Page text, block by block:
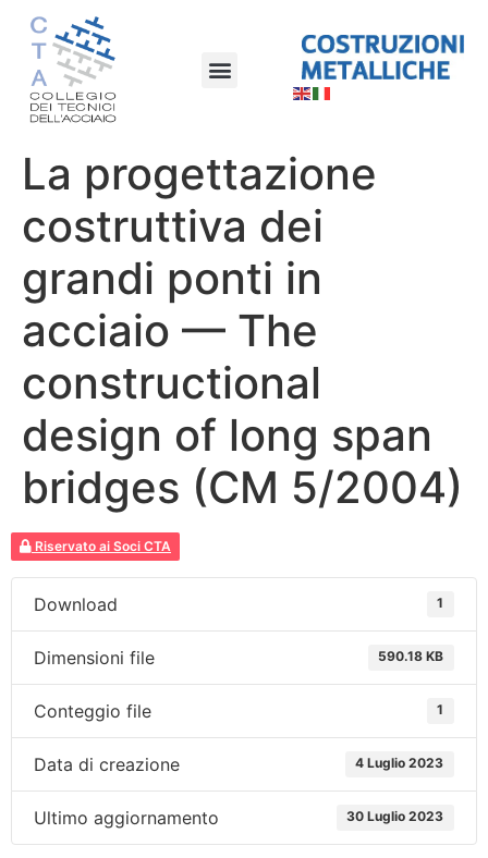
La progettazione
costruttiva dei
grandi ponti in
acciaio — The
constructional
design of long span
bridges (CM 5/2004)
Riservato ai Soci CTA
Download 1
Dimensioni file 590.18 KB
Conteggio file 1
Data di creazione 4 Luglio 2023
Ultimo aggiornamento 30 Luglio 2023